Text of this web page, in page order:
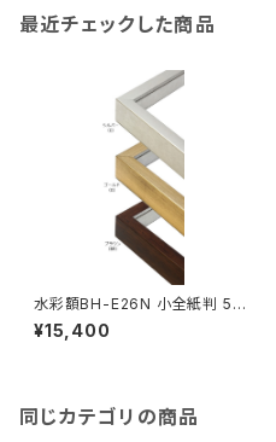
最近チェックした商品
水彩額BH-E26N 小全紙判 50
7×659ミリ
¥15,400
同じカテゴリの商品